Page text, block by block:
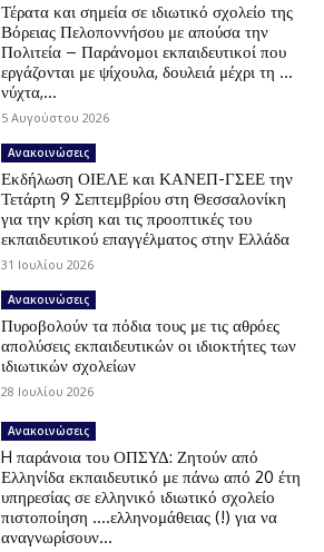
Τέρατα και σημεία σε ιδιωτικό σχολείο της
Βόρειας Πελοποννήσου με απούσα την
Πολιτεία – Παράνομοι εκπαιδευτικοί που
εργάζονται με ψίχουλα, δουλειά μέχρι τη …
νύχτα,...
5 Αυγούστου 2026
Ανακοινώσεις
Εκδήλωση ΟΙΕΛΕ και ΚΑΝΕΠ-ΓΣΕΕ την
Τετάρτη 9 Σεπτεμβρίου στη Θεσσαλονίκη
για την κρίση και τις προοπτικές του
εκπαιδευτικού επαγγέλματος στην Ελλάδα
31 Ιουλίου 2026
Ανακοινώσεις
Πυροβολούν τα πόδια τους με τις αθρόες
απολύσεις εκπαιδευτικών οι ιδιοκτήτες των
ιδιωτικών σχολείων
28 Ιουλίου 2026
Ανακοινώσεις
H παράνοια του ΟΠΣΥΔ: Ζητούν από
Ελληνίδα εκπαιδευτικό με πάνω από 20 έτη
υπηρεσίας σε ελληνικό ιδιωτικό σχολείο
πιστοποίηση ….ελληνομάθειας (!) για να
αναγνωρίσουν...